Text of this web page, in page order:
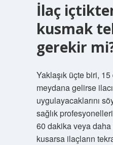
İlaç
kusmak
gerekir
Yaklaşık üçte biri,
meydana gelirse
uygulayacaklarını
sağlık
60 dakika veya
kusarsa ilaçların